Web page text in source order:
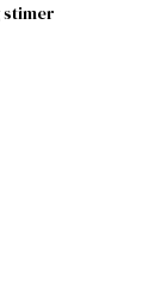
stimer